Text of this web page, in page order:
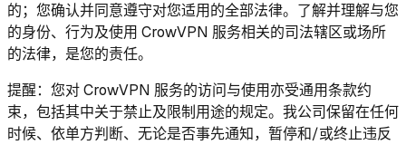
的；您确认并同意遵守对您适用的全部法律。了解并理解与您
的身份、行为及使用 CrowVPN 服务相关的司法辖区或场所
的法律，是您的责任。
提醒：您对 CrowVPN 服务的访问与使用亦受通用条款约
束，包括其中关于禁止及限制用途的规定。我公司保留在任何
时候、依单方判断、无论是否事先通知，暂停和/或终止违反